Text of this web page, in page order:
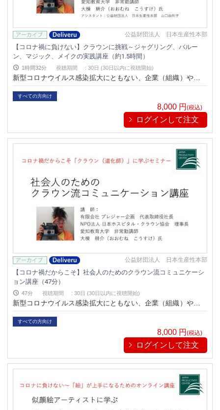
公益財団法人 日本生産性本部
【コロナ禍に負けない】クラウンに挑戦～ジャグリング、バルー
ン、マジック、メイクの実践講座（約1.5時間）
1時間32分 視聴期間 : 30日 (30日以内に視聴開始)
新型コロナウイルス感染拡大にともない、企業（組織）や個人
（社会人）はかつてない大きな変化と制約の中で、急速なデジ
タル化やテレワークなどの働き方や環境（場所）の変化に伴い
多大なストレスと不安を抱えております。このセミナーでは、
病院で闘病中のこどもたちに笑いを届けるホスピタル・クラウ
ンの活動を行っているプロの道化師（クラウン）から、コロナ
に負けない企画として、「クラウンに学ぶ、さらにはクラウン
に挑戦」をテーマに誰もが手軽に実践できる技を習得します。
PCやスマートフォンで、職場やご家庭で。視聴期間内であれ
ば、何度でも繰り返し視聴/復習可能です。テレワークの合間や
すべての方向け
8,000 円(税込)
ログインして注文
公益財団法人 日本生産性本部
【コロナ禍だからこそ】社会人のためのクラウン流コミュニケーシ
ョン講座（47分）
47分 視聴期間 : 30日 (30日以内に視聴開始)
新型コロナウイルス感染拡大にともない、企業（組織）や個人
（社会人）はかつてない大きな変化と制約の中で、急速なデジ
タル化と新しい生活様式に沿ったビジネスコミュニケーション
の習得が求められています。ただ、ウイズコロナの時代となっ
ても、コミュニケーションの本質は感情や相手に対する深い理
解や思いやりです。このセミナーでは、病院で闘病中のこども
たちに笑いを届けるホスピタル・クラウンの活動を行っている
プロの道化師（クラウン）から、そもそものクラウンの歴史や
役割、クラウン流コミュニケーションなどを学び、今の時代だ
からこそのコミュニケーションの取り方や心の持ちようを学び
ます。PCやスマートフォンで、いつでもどこでも。視聴期間
内であれば、何度でも繰り返し視聴/復習可能です。スキマ時間
すべての方向け
8,000 円(税込)
ログインして注文